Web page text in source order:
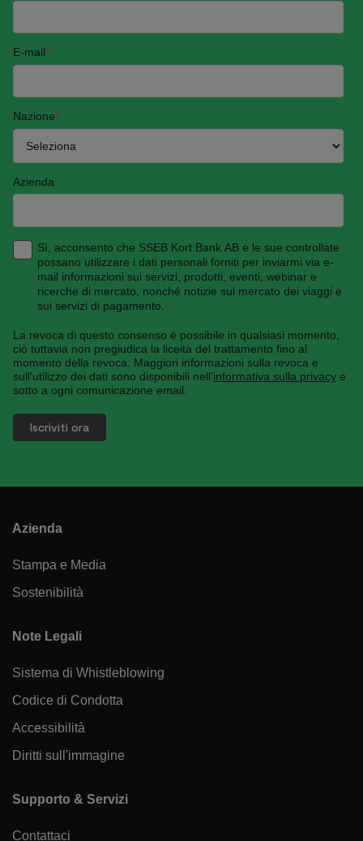
E-mail*
Nazione*
Azienda
Sì, acconsento che SSEB Kort Bank AB e le sue controllate
possano utilizzare i dati personali forniti per inviarmi via e-
mail informazioni sui servizi, prodotti, eventi, webinar e
ricerche di mercato, nonché notizie sul mercato dei viaggi e
sui servizi di pagamento. *
La revoca di questo consenso è possibile in qualsiasi momento,
ciò tuttavia non pregiudica la liceità del trattamento fino al
momento della revoca. Maggiori informazioni sulla revoca e
sull'utilizzo dei dati sono disponibili nell'informativa sulla privacy e
sotto a ogni comunicazione email.
Azienda
Stampa e Media
Sostenibilità
Note Legali
Sistema di Whistleblowing
Codice di Condotta
Accessibilità
Diritti sull'immagine
Supporto & Servizi
Contattaci